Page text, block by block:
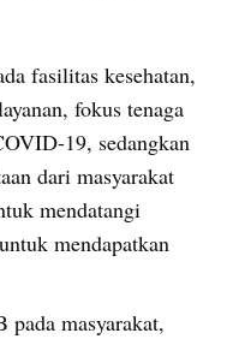
fasilitas kesehatan,
fokus tenaga
19, sedangkan
dari masyarakat
mendatangi
mendapatkan
pada masyarakat,